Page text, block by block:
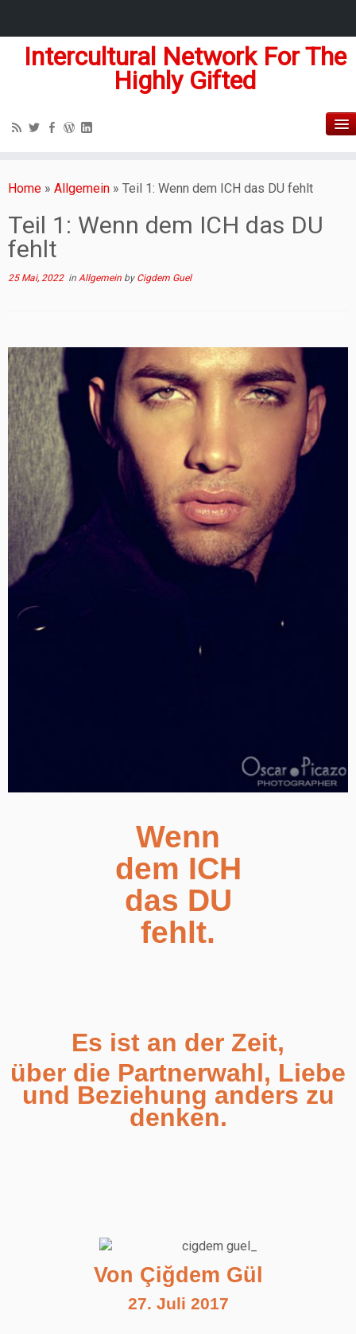
Intercultural Network For The
Highly Gifted
Home » Allgemein » Teil 1: Wenn dem ICH das DU fehlt
Teil 1: Wenn dem ICH das DU
fehlt
25 Mai, 2022in Allgemein by Cigdem Guel
Wenn
dem ICH
das DU
fehlt.
Es ist an der Zeit,
über die Partnerwahl, Liebe
und Beziehung anders zu
denken.
Von Çiğdem Gül
27. Juli 2017